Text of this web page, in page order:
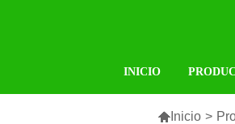
INICIO
 Inicio >